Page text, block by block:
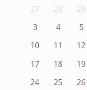
27 28 29
3
4 5
10
11 12
17
18 19
24
25 26